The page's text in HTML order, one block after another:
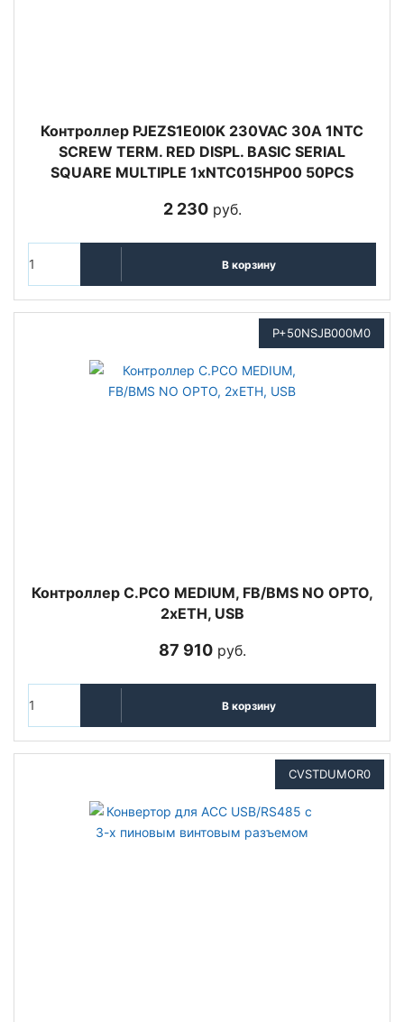
Контроллер PJEZS1E0I0K 230VAC 30A 1NTC
SCREW TERM. RED DISPL. BASIC SERIAL
SQUARE MULTIPLE 1xNTC015HP00 50PCS
2 230руб.
В корзину
P+50NSJB000M0
Контроллер C.PCO MEDIUM, FB/BMS NO OPTO,
2xETH, USB
87 910руб.
В корзину
CVSTDUMOR0